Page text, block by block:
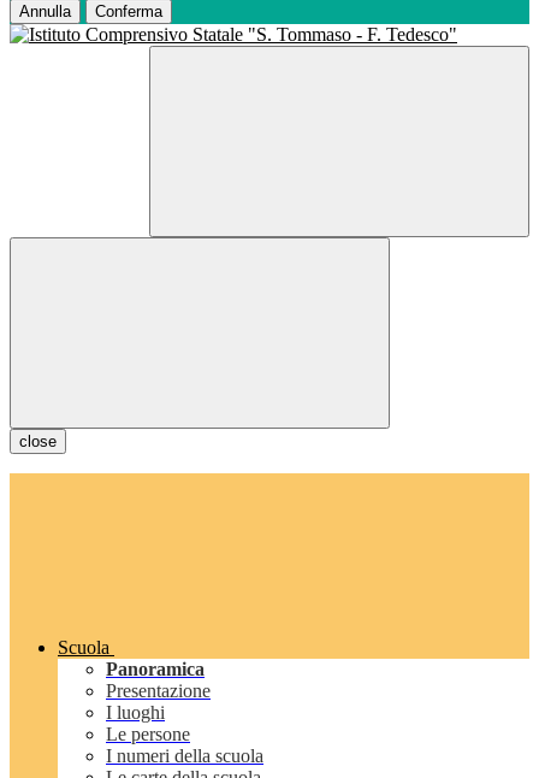
Annulla Conferma
close
Scuola
Panoramica
Presentazione
I luoghi
Le persone
I numeri della scuola